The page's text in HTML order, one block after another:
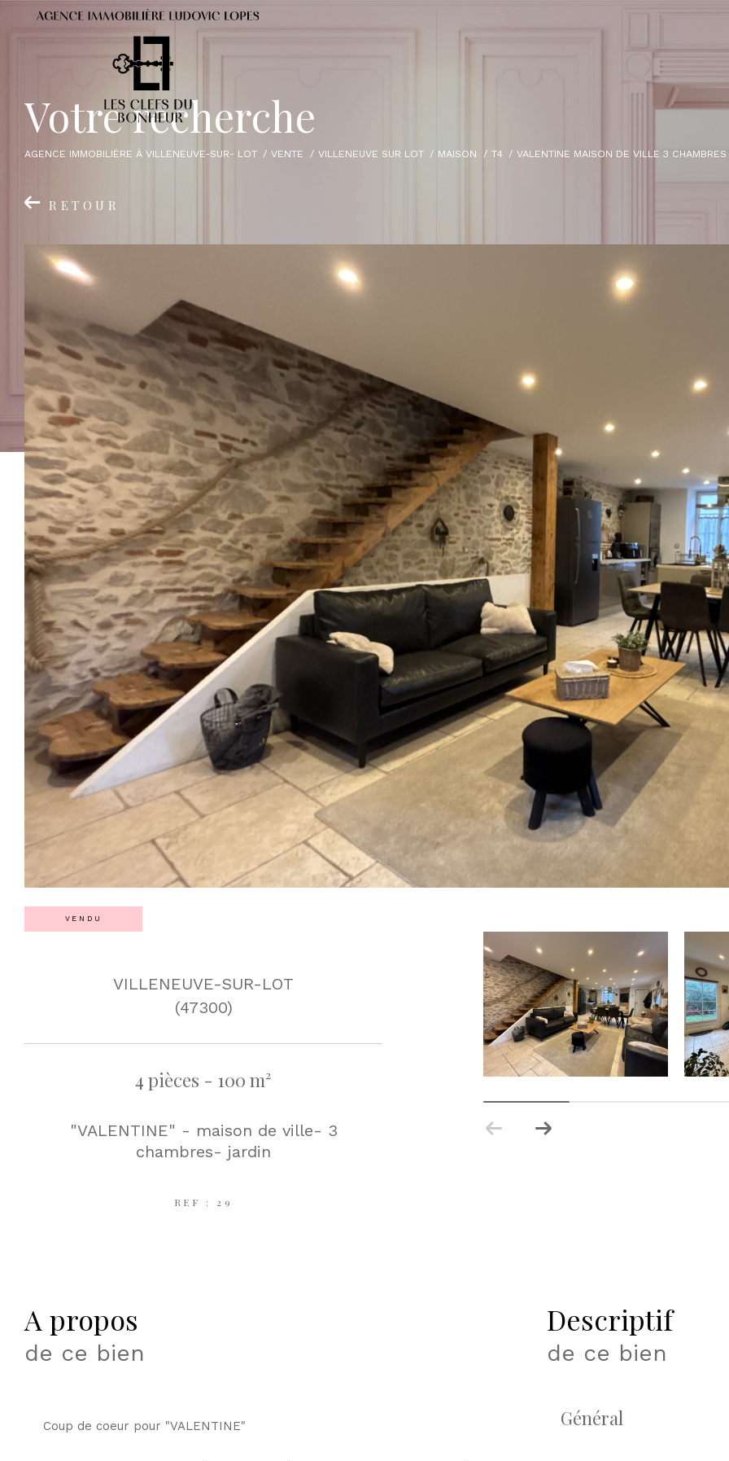
Votrerecherche
AGENCE IMMOBILIÈRE À VILLENEUVE-SUR- LOT VENTE VILLENEUVE SUR LOT MAISON T4 VALENTINE MAISON DE VILLE 3
RETOUR
VENDU
VILLENEUVE-SUR-LOT
(47300)
4 pièces - 100 m²
"VALENTINE" - maison de ville- 3
chambres- jardin
REF : 29
a propos
de ce bien
Coup de coeur pour "VALENTINE"
descriptif
de ce bien
Général